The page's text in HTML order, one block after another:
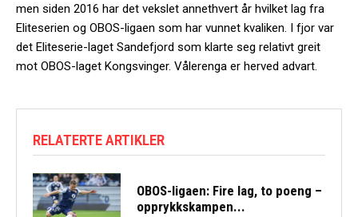
men siden 2016 har det vekslet annethvert år hvilket lag fra
Eliteserien og OBOS-ligaen som har vunnet kvaliken. I fjor var
det Eliteserie-laget Sandefjord som klarte seg relativt greit
mot OBOS-laget Kongsvinger. Vålerenga er herved advart.
RELATERTE ARTIKLER
OBOS-ligaen: Fire lag, to poeng –
opprykkskampen...